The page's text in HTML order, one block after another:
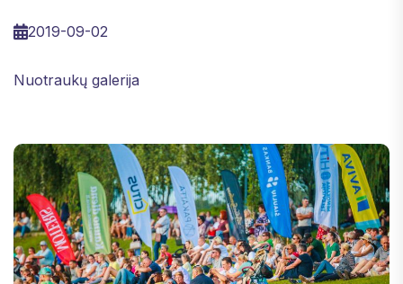
2019-09-02
Nuotraukų galerija